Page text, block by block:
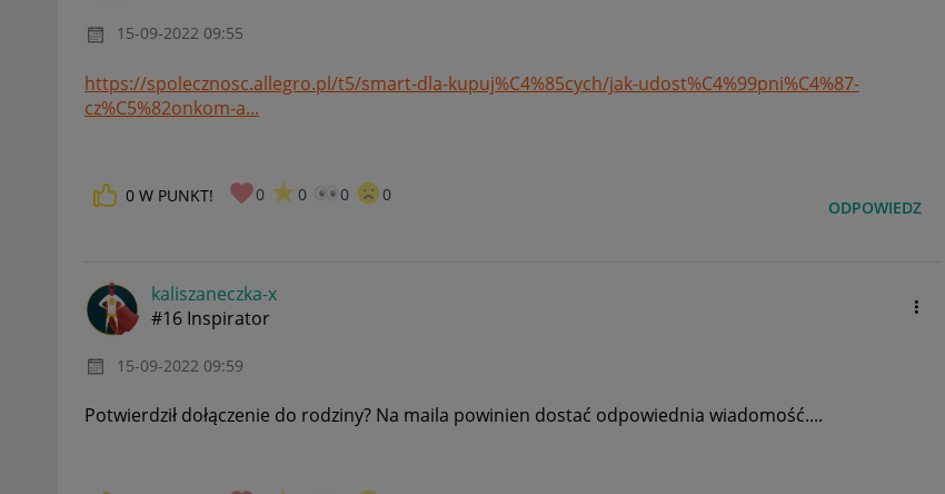
‎15-09-2022 09:55
https://spolecznosc.allegro.pl/t5/smart-dla-kupuj%C4%85cych/jak-udost%C4%99pni%C4%87-
cz%C5%82onkom-a...
0 W PUNKT! 0 0 0 0
ODPOWIEDZ
kaliszaneczka-x
#16 Inspirator
‎15-09-2022 09:59
Potwierdził dołączenie do rodziny? Na maila powinien dostać odpowiednia wiadomość....